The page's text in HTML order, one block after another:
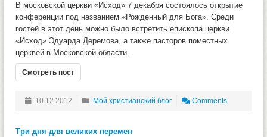
В московской церкви «Исход» 7 декабря состоялось открытие
конференции под названием «Рожденный для Бога». Среди
гостей в этот день можно было встретить епископа церкви
«Исход» Эдуарда Деремова, а также пасторов поместных
церквей в Московской области...
Смотреть пост
10.12.2012 Мой христианский блог Comments
Три дня для великих перемен